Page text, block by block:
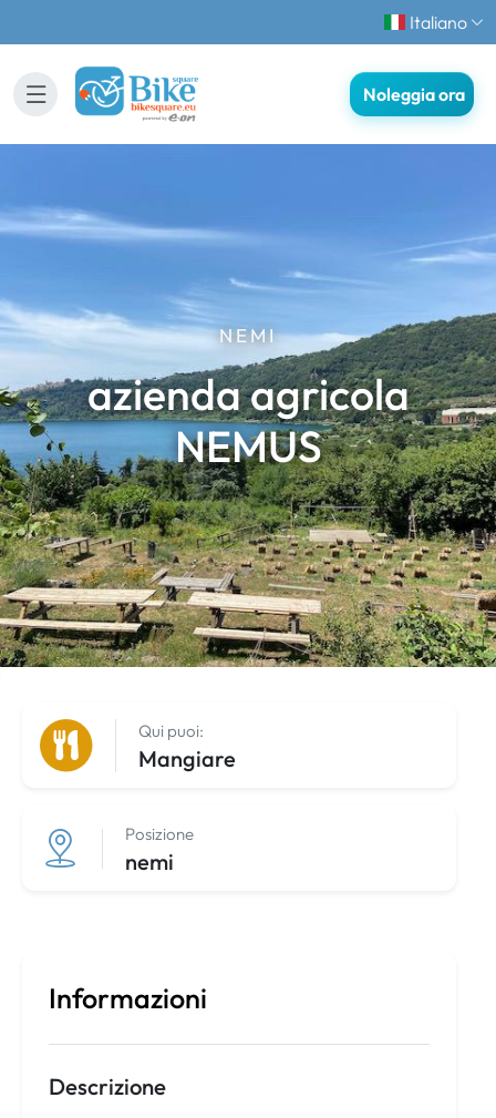
Italiano
Noleggia ora
NEMI
azienda agricola
NEMUS
Qui puoi:
Mangiare
Posizione
nemi
Informazioni
Descrizione